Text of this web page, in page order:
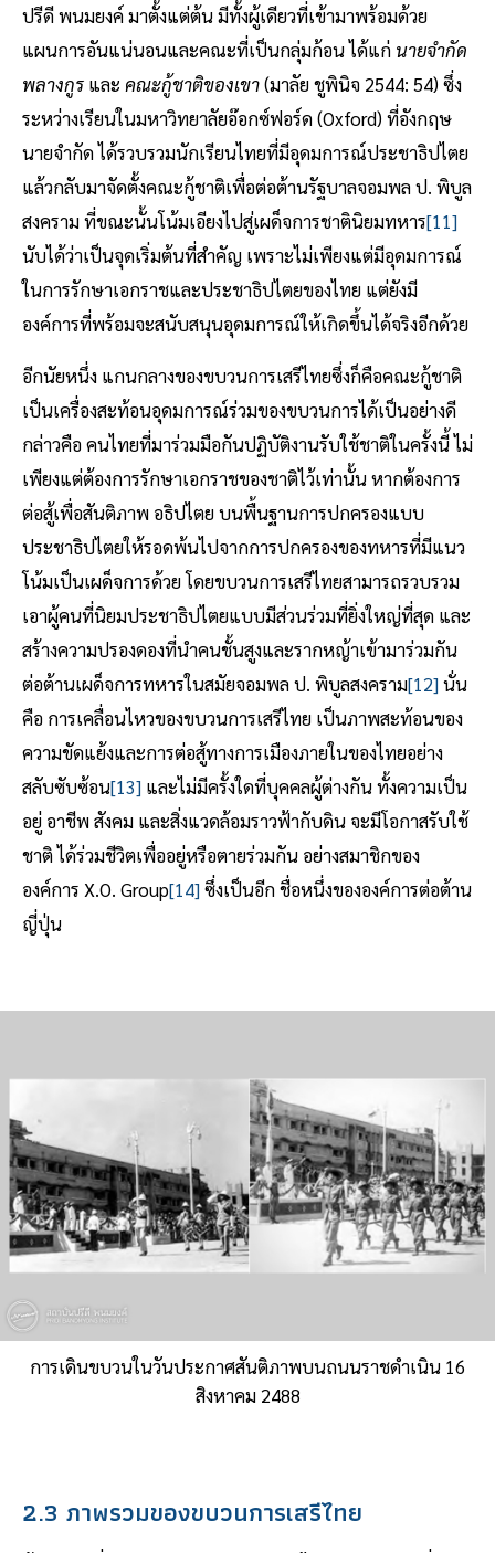
ปรีดี พนมยงค์ มาตั้งแต่ต้น มีทั้งผู้เดียวที่เข้ามาพร้อมด้วย
แผนการอันแน่นอนและคณะที่เป็นกลุ่มก้อน ได้แก่ นายจำกัด
พลางกูร และ คณะกู้ชาติของเขา(มาลัย ชูพินิจ 2544: 54) ซึ่ง
ระหว่างเรียนในมหาวิทยาลัยอ๊อกซ์ฟอร์ด (Oxford) ที่อังกฤษ
นายจำกัด ได้รวบรวมนักเรียนไทยที่มีอุดมการณ์ประชาธิปไตย
แล้วกลับมาจัดตั้งคณะกู้ชาติเพื่อต่อต้านรัฐบาลจอมพล ป. พิบูล
สงคราม ที่ขณะนั้นโน้มเอียงไปสู่เผด็จการชาตินิยมทหาร[11]
นับได้ว่าเป็นจุดเริ่มต้นที่สำคัญ เพราะไม่เพียงแต่มีอุดมการณ์
ในการรักษาเอกราชและประชาธิปไตยของไทย แต่ยังมี
องค์การที่พร้อมจะสนับสนุนอุดมการณ์ให้เกิดขึ้นได้จริงอีกด้วย
อีกนัยหนึ่ง แกนกลางของขบวนการเสรีไทยซึ่งก็คือคณะกู้ชาติ
เป็นเครื่องสะท้อนอุดมการณ์ร่วมของขบวนการได้เป็นอย่างดี
กล่าวคือ คนไทยที่มาร่วมมือกันปฏิบัติงานรับใช้ชาติในครั้งนี้ ไม่
เพียงแต่ต้องการรักษาเอกราชของชาติไว้เท่านั้น หากต้องการ
ต่อสู้เพื่อสันติภาพ อธิปไตย บนพื้นฐานการปกครองแบบ
ประชาธิปไตยให้รอดพ้นไปจากการปกครองของทหารที่มีแนว
โน้มเป็นเผด็จการด้วย โดยขบวนการเสรีไทยสามารถรวบรวม
เอาผู้คนที่นิยมประชาธิปไตยแบบมีส่วนร่วมที่ยิ่งใหญ่ที่สุด และ
สร้างความปรองดองที่นำคนชั้นสูงและรากหญ้าเข้ามาร่วมกัน
ต่อต้านเผด็จการทหารในสมัยจอมพล ป. พิบูลสงคราม[12]นั่น
คือ การเคลื่อนไหวของขบวนการเสรีไทย เป็นภาพสะท้อนของ
ความขัดแย้งและการต่อสู้ทางการเมืองภายในของไทยอย่าง
สลับซับซ้อน[13] และไม่มีครั้งใดที่บุคคลผู้ต่างกัน ทั้งความเป็น
อยู่ อาชีพ สังคม และสิ่งแวดล้อมราวฟ้ากับดิน จะมีโอกาสรับใช้
ชาติ ได้ร่วมชีวิตเพื่ออยู่หรือตายร่วมกัน อย่างสมาชิกของ
องค์การ X.O. Group[14]ซึ่งเป็นอีก ชื่อหนึ่งขององค์การต่อต้าน
ญี่ปุ่น
การเดินขบวนในวันประกาศสันติภาพบนถนนราชดำเนิน 16
สิงหาคม 2488
2.3 ภาพรวมของขบวนการเสรีไทย